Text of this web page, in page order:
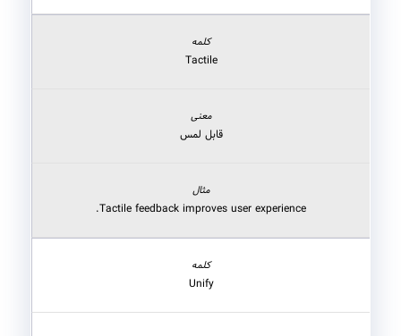
Tactile
قابل لمس
Tactile feedback improves user experience.
Unify